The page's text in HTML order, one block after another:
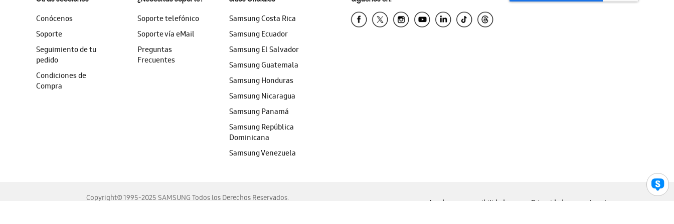
Conócenos
Soporte
Seguimiento de tu
pedido
Condiciones de
Compra
Soporte telefónico
Soporte vía eMail
Preguntas
Frecuentes
Samsung Costa Rica
Samsung Ecuador
Samsung El Salvador
Samsung Guatemala
Samsung Honduras
Samsung Nicaragua
Samsung Panamá
Samsung República
Dominicana
Samsung Venezuela
Copyright© 1995-2025 SAMSUNG Todos los Derechos Reservados.
Ayuda para accesibilidad Privacidad Legal